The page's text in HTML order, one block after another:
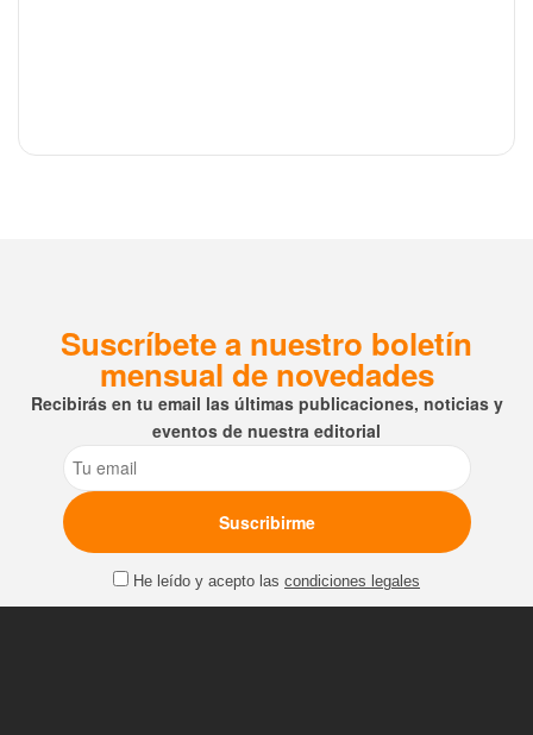
Suscríbete a nuestro boletín
mensual de novedades
Recibirás en tu email las últimas publicaciones, noticias y
eventos de nuestra editorial
Email
He leído y acepto las condiciones legales